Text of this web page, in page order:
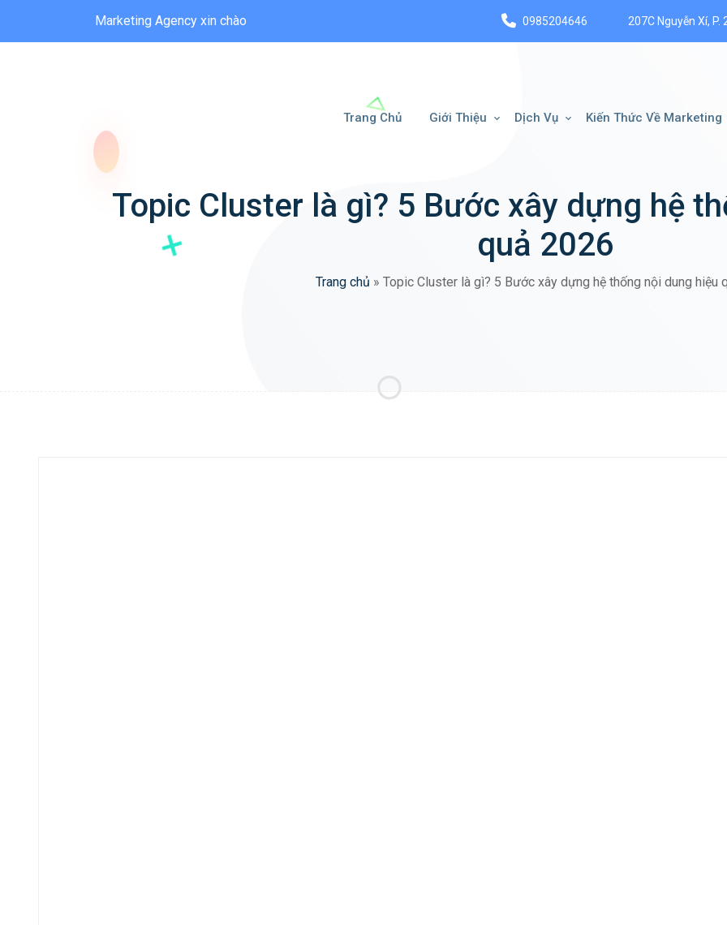
Marketing Agency xin chào 0985204646 207C Nguyễn Xí, P.
Trang Chủ Giới Thiệu Dịch Vụ Kiến Thức Về Marketing
Topic Cluster là gì? 5 Bước xây dựng hệ
quả 2026
Trang chủ » Topic Cluster là gì? 5 Bước xây dựng hệ thống nội dung hiệu